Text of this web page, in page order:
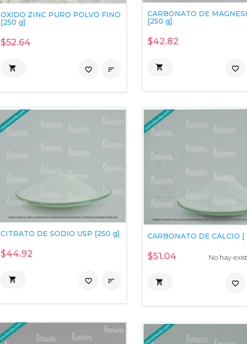
OXIDO ZINC PURO POLVO FINO
[250 g]
$52.64
 
favorite_border
CARBONATO DE
[250 g]
$42.82
 favorite_border
CITRATO DE SODIO USP [250 g]
$44.92
 
favorite_border
CARBONATO DE CALCIO [
$51.04 No hay
 favorite_border